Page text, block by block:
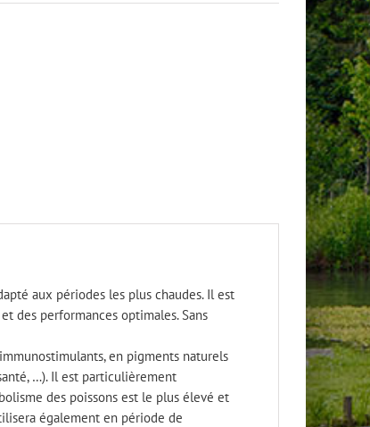
aux périodes les plus chaudes. Il est
des performances optimales. Sans
en pigments naturels
…). Il est particulièrement
des poissons est le plus élevé et
également en période de